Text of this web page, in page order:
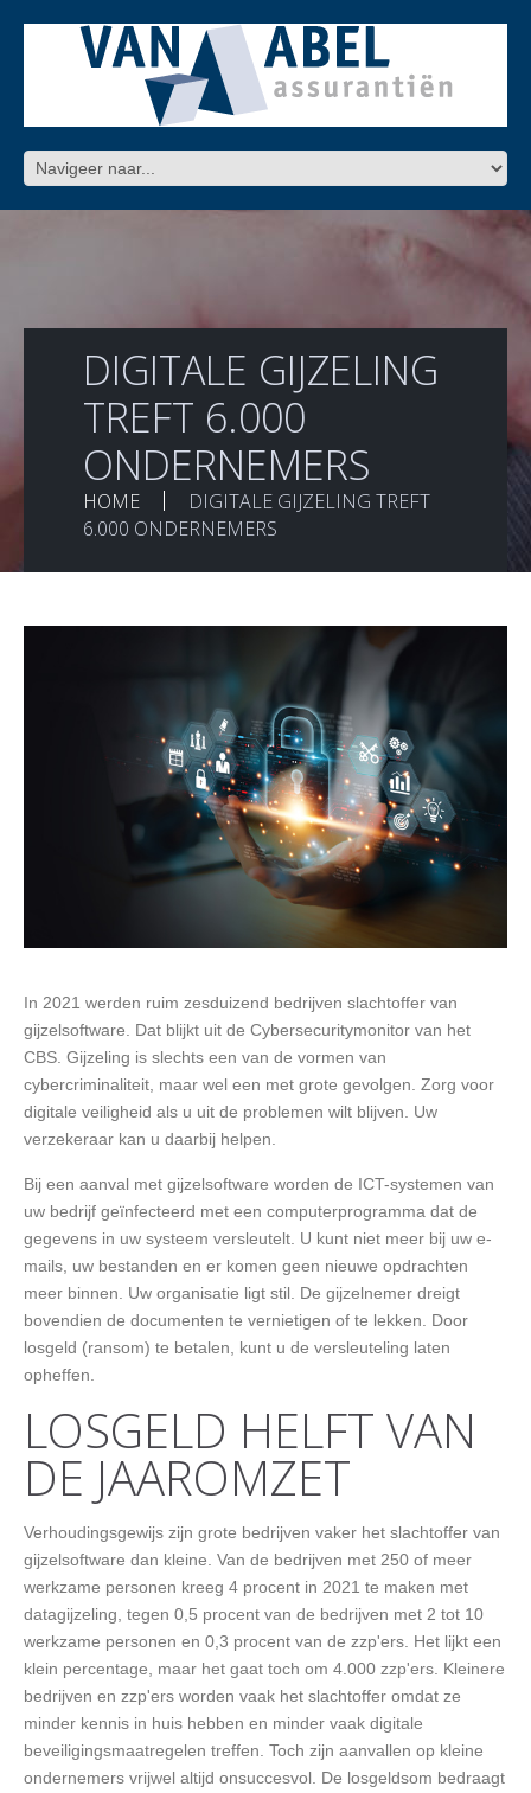
DIGITALE GIJZELING
TREFT 6.000
ONDERNEMERS
HOME
DIGITALE GIJZELING TREFT
6.000 ONDERNEMERS
In 2021 werden ruim zesduizend bedrijven slachtoffer van
gijzelsoftware. Dat blijkt uit de Cybersecuritymonitor van het
CBS. Gijzeling is slechts een van de vormen van
cybercriminaliteit, maar wel een met grote gevolgen. Zorg voor
digitale veiligheid als u uit de problemen wilt blijven. Uw
verzekeraar kan u daarbij helpen.
Bij een aanval met gijzelsoftware worden de ICT-systemen van
uw bedrijf geïnfecteerd met een computerprogramma dat de
gegevens in uw systeem versleutelt. U kunt niet meer bij uw e-
mails, uw bestanden en er komen geen nieuwe opdrachten
meer binnen. Uw organisatie ligt stil. De gijzelnemer dreigt
bovendien de documenten te vernietigen of te lekken. Door
losgeld (ransom) te betalen, kunt u de versleuteling laten
opheffen.
LOSGELD HELFT VAN
DE JAAROMZET
Verhoudingsgewijs zijn grote bedrijven vaker het slachtoffer van
gijzelsoftware dan kleine. Van de bedrijven met 250 of meer
werkzame personen kreeg 4 procent in 2021 te maken met
datagijzeling, tegen 0,5 procent van de bedrijven met 2 tot 10
werkzame personen en 0,3 procent van de zzp'ers. Het lijkt een
klein percentage, maar het gaat toch om 4.000 zzp'ers. Kleinere
bedrijven en zzp'ers worden vaak het slachtoffer omdat ze
minder kennis in huis hebben en minder vaak digitale
beveiligingsmaatregelen treffen. Toch zijn aanvallen op kleine
ondernemers vrijwel altijd onsuccesvol. De losgeldsom bedraagt